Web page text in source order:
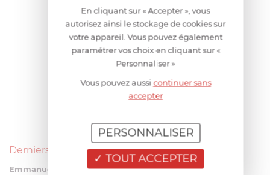
Derniers avis produits
Emmanuel 56 ans le 23/06/2026 à 12:04
En cliquant sur « Accepter », vous
autorisez ainsi le stockage de cookies sur
votre appareil. Vous pouvez également
paramétrer vos choix en cliquant sur «
Personnaliser »
Vous pouvez aussi continuer sans
accepter
TOUT ACCEPTER
PERSONNALISER